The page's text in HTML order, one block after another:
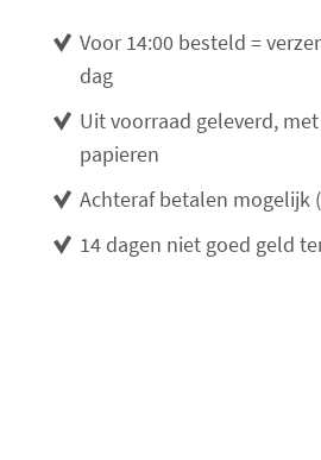
Voor 14:00 besteld =
dag
Uit voorraad geleverd,
papieren
Achteraf betalen mogelijk
14 dagen niet goed geld